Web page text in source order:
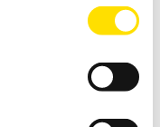
dynamometer eller